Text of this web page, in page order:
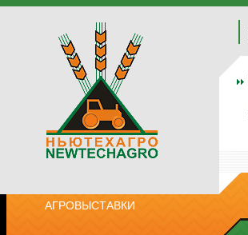
АГРОВЫСТАВКИ